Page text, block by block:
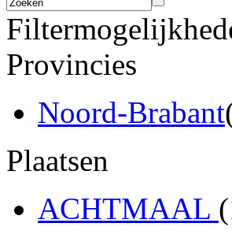
Provincies
Noord-Brabant
Plaatsen
ACHTMAAL